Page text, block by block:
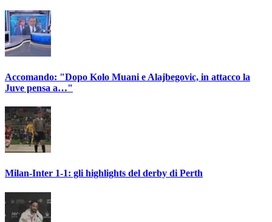
Accomando: "Dopo Kolo Muani e Alajbegovic, in attacco la
Juve pensa a…"
Milan-Inter 1-1: gli highlights del derby di Perth